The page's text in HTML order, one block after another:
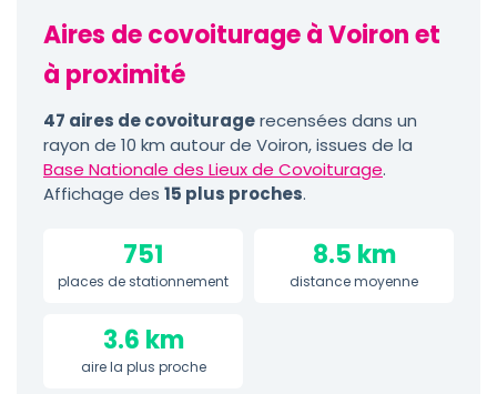
Aires de covoiturage à Voiron et
à proximité
47 aires de covoituragerecensées dans un
rayon de 10 km autour de Voiron, issues de la
Base Nationale des Lieux de Covoiturage.
Affichage des 15 plus proches.
751
places de stationnement
8.5 km
distance moyenne
3.6 km
aire la plus proche